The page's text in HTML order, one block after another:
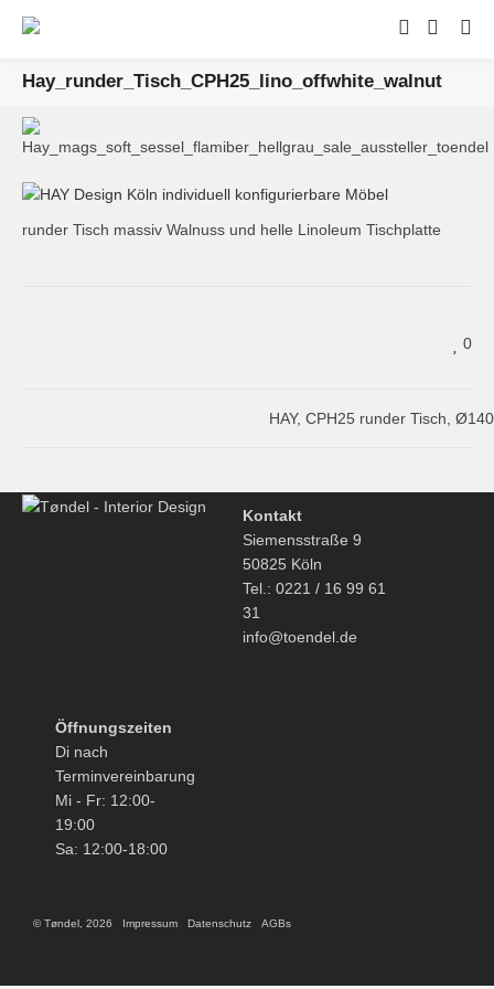
Hay_runder_Tisch_CPH25_lino_offwhite_walnut
runder Tisch massiv Walnuss und helle Linoleum Tischplatte
0
HAY, CPH25 runder Tisch,
Kontakt
Siemensstraße 9
50825 Köln
Tel.: 0221 / 16 99 61
31
info@toendel.de
Öffnungszeiten
Di nach
Terminvereinbarung
Mi - Fr: 12:00-
19:00
Sa: 12:00-18:00
© Tøndel, 2026 Impressum Datenschutz AGBs